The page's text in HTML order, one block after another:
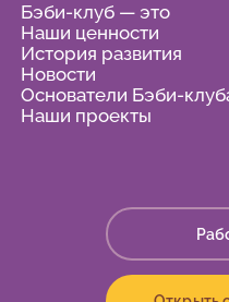
Бэби-клуб — это
Наши ценности
История развития
Новости
Основатели Бэби-
Наши проекты